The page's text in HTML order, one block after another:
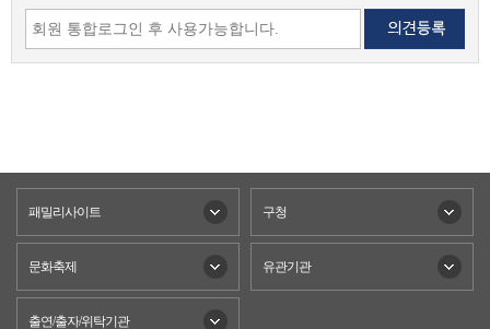
패밀리사이트 구청
문화축제 유관기관
출연/출자/위탁기관